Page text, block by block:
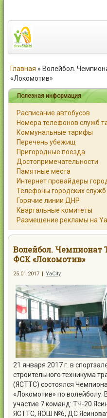
Статьи
Каталог
Справочник
Работа
Объявления
Помощь
Главная » Волейбол.
«Локомотив»
Полезная информация
Расписание автобусов
Номера телефонов служб
Коммунальные тарифы
Перечень убежищ
Пригородные поезда
Достопримечательности
Памятные места
Интернет провайдеры
Телефоны городских служб
Горячие линии ДНР
Квартальные комитеты
Размещение рекламы на
Волейбол. Чемпионат
ФСК «Локомотив»
25.01.2017 | YaCity
21 января 2017 г. в
строительного техникума
(ЯСТТС) состоялся
«Локомотив» по волейболу.
участие 7 команд: ТЧ-20
ЯСТТС, ЯОШ №6, ДС